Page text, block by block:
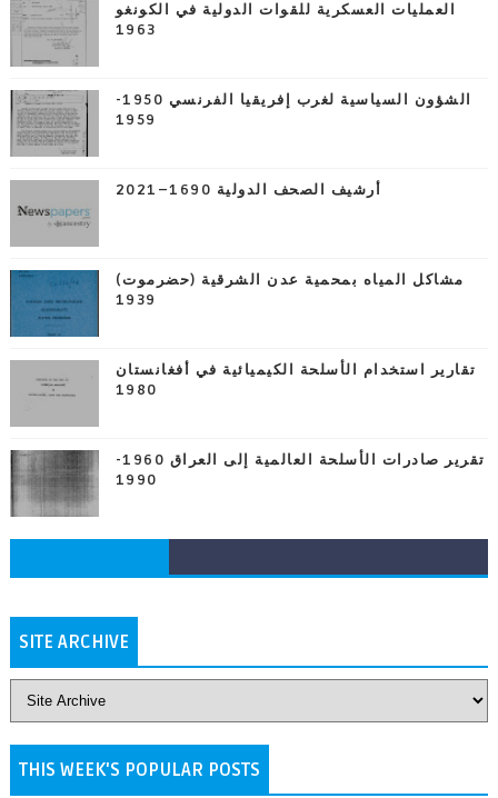
العمليات العسكرية للقوات الدولية في الكونغو
1963
الشؤون السياسية لغرب إفريقيا الفرنسي 1950-
1959
أرشيف الصحف الدولية 1690–2021
مشاكل المياه بمحمية عدن الشرقية (حضرموت)
1939
تقارير استخدام الأسلحة الكيميائية في أفغانستان
1980
تقرير صادرات الأسلحة العالمية إلى العراق 1960-
1990
SITE ARCHIVE
THIS WEEK'S POPULAR POSTS